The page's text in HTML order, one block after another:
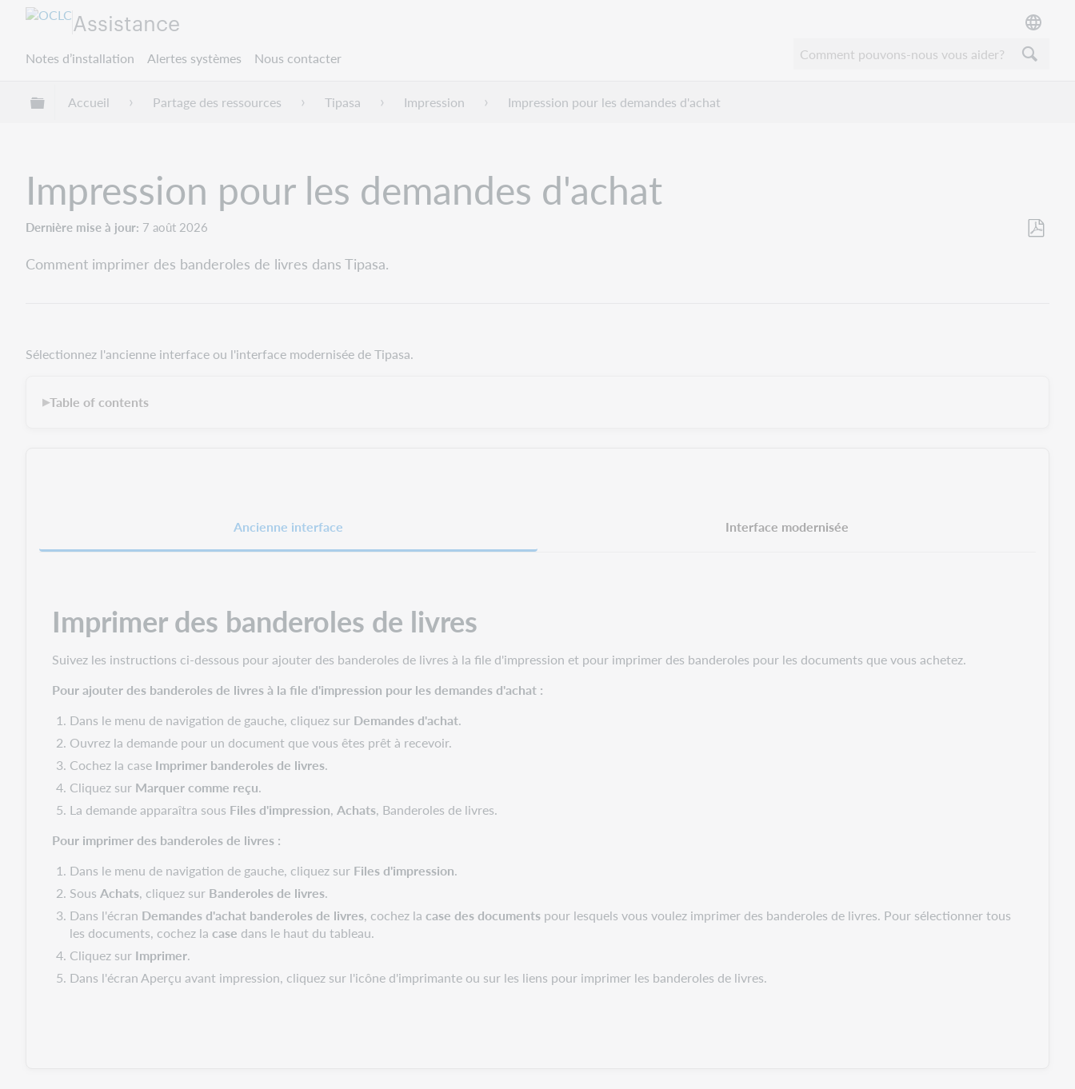
Assistance
Notes d’installation Alertes systèmes Nous contacter
Développer/réduire la hiérarchie globale
Accueil Partage des ressources Tipasa Impression Impression pour les demandes d'achat
Impression pour les demandes d'achat
Dernière mise à jour 7 août 2026
Comment imprimer des banderoles de livres dans Tipasa.
Sélectionnez l'ancienne interface ou l'interface modernisée de Tipasa.
▶Table of contents
Ancienne interface Interface modernisée
Imprimer des banderoles de livres
Suivez les instructions ci-dessous pour ajouter des banderoles de livres à la file d'impression et pour imprimer des banderoles pour les documents que vous achetez.
Pour ajouter des banderoles de livres à la file d'impression pour les demandes d'achat :
Dans le menu de navigation de gauche, cliquez sur Demandes d'achat.
Ouvrez la demande pour un document que vous êtes prêt à recevoir.
Cochez la case Imprimer banderoles de livres.
Cliquez sur Marquer comme reçu.
La demande apparaîtra sous Files d'impression,Achats, Banderoles de livres.
Pour imprimer des banderoles de livres :
Dans le menu de navigation de gauche, cliquez sur Files d'impression.
SousAchats, cliquez sur Banderoles de livres.
Dans l'écran Demandes d'achat banderoles de livres, cochez lacase des documents pour lesquels vous voulez imprimer des banderoles de livres. Pour sélectionner tous
les documents, cochez lacase dans le haut du tableau.
Cliquez sur Imprimer.
Dans l'écran Aperçu avant impression, cliquez sur l'icône d'imprimante ou sur les liens pour imprimer les banderoles de livres.